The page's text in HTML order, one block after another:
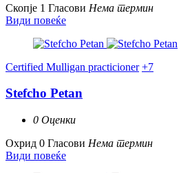
Скопје 1 Гласови Нема термин
Види повеќе
Certified Mulligan practicioner +7
Stefcho Petan
0 Оценки
Охрид 0 Гласови Нема термин
Види повеќе